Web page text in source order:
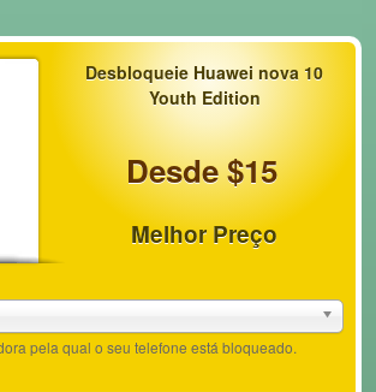
Desbloqueie Huawei nova 10
Youth Edition
Desde $15
Melhor Preço
pela qual o seu telefone está bloqueado.